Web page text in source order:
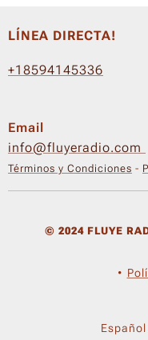
LÍNEA DIRECTA!
+18594145336
Email
info@fluyeradio.com
Términos y Condiciones -
© 2024 FLUYE
Español